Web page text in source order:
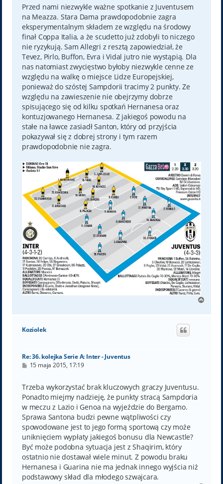
t
Przed nami niezwykle ważne spotkanie z Juventusem
na Meazza. Stara Dama prawdopodobnie zagra
eksperymentalnym składem ze względu na środowy
finał Coppa Italia, a że scudetto już zdobyli to niczego
nie ryzykują. Sam Allegri z resztą zapowiedział, że
Tevez, Pirlo, Buffon, Evra i Vidal jutro nie wystąpią. Dla
nas natomiast zwycięstwo byłoby niezwykle cenne ze
względu na walkę o miejsce Lidze Europejskiej,
ponieważ do szóstej Sampdorii tracimy 2 punkty. Ze
względu na zawieszenie nie obejrzymy dobrze
spisującego się od kilku spotkań Hernanesa oraz
kontuzjowanego Hernanesa. Z jakiegoś powodu na
stałe na ławce zasiadł Santon, który od przyjścia
pokazywał się z dobrej strony i tym razem
prawdopodobnie nie zagra.
g
Koziolek
Re: 36. kolejka Serie A: Inter - Juventus
P
t
15 maja 2015, 17:19
Trzeba wykorzystać brak kluczowych graczy Juventusu.
Ponadto miejmy nadzieję, że punkty stracą Sampdoria
w meczu z Lazio i Genoa na wyjeździe do Bergamo.
Sprawa Santona budzi pewne wątpliwości czy
spowodowane jest to jego formą sportową czy może
uniknięciem wypłaty jakiegoś bonusu dla Newcastle?
Być może podobna sytuacja jest z Shaqirim, który
ostatnio nie dostawał wiele minut. Z powodu braku
Hernanesa i Guarina nie ma jednak innego wyjścia niż
podstawowy skład dla młodego szwajcara.